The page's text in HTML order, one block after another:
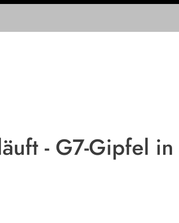
- G7-Gipfel in